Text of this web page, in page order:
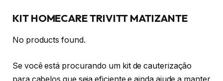
KIT HOMECARE TRIVITT MATIZANTE
No products found.
Se você está procurando um kit de cauterização
para cabelos que seja eficiente e ainda ajude a manter